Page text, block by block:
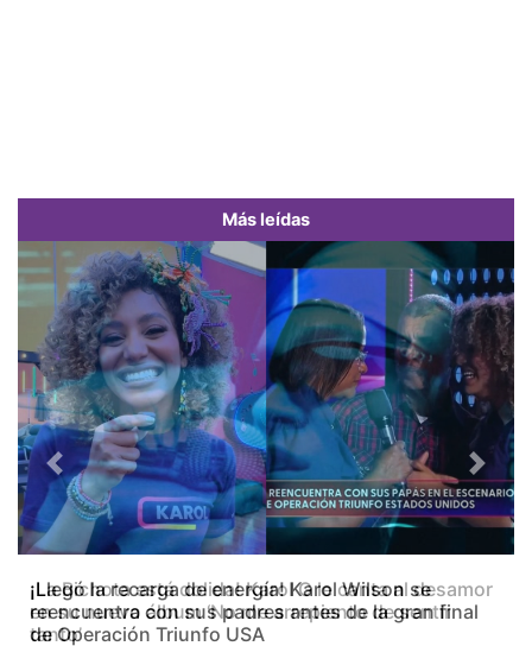
Más leídas
¡La Bichota está dolida! Karol G le canta al desamor
en su nuevo álbum ‘No me arrepiento de sentir
tanto’
Previous Next